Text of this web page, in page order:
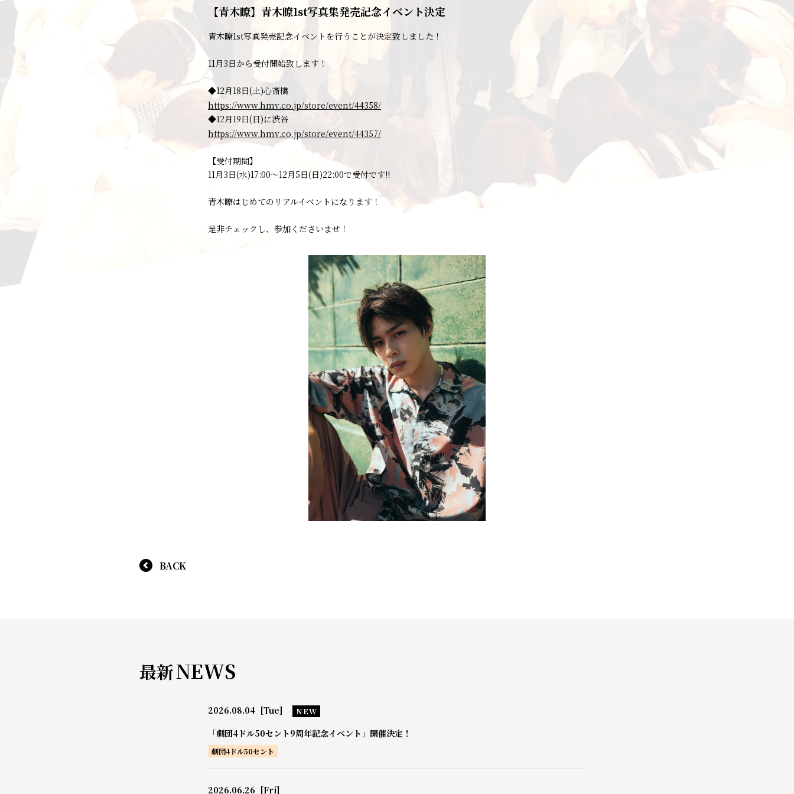
【青木瞭】青木瞭1st写真集発売記念イベント決定
青木瞭1st写真発売記念イベントを行うことが決定致しました！
11月3日から受付開始致します！
◆12月18日(土)心斎橋
https://www.hmv.co.jp/store/event/44358/
◆12月19日(日)に渋谷
https://www.hmv.co.jp/store/event/44357/
【受付期間】
11月3日(水)17:00～12月5日(日)22:00で受付です!!
青木瞭はじめてのリアルイベントになります！
是非チェックし、参加くださいませ！
BACK
最新NEWS
2026.08.04 [Tue] NEW
「劇団4ドル50セント9周年記念イベント」開催決定！
劇団4ドル50セント
2026.06.26 [Fri]